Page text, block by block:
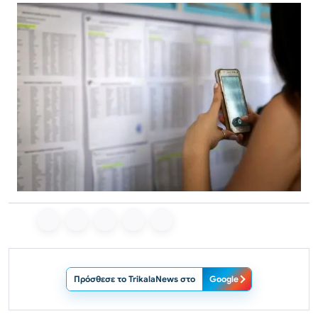
Πρόσθεσε το TrikalaNews στο Google